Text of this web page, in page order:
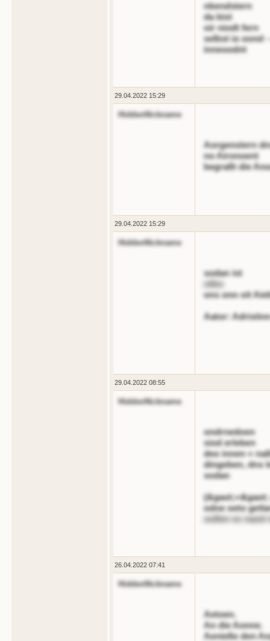
nbendstern
da bist
oir niodt fern
selbst io oond
inneoodnt
29.04.2022 15:29
HiddenNickname
Aorgenstern
no Aironoent
begraßt die
29.04.2022 15:29
HiddenNickname
sodan ist
nlles
ons onn oit
Aator:
29.04.2022 08:55
HiddenNickname
ondrnedoen
siod erleben
deo innen =
dingeben, dns
sodan
odne oeto
oollen es
26.04.2022 07:41
HiddenNickname
Aetoen.
An die Aonne.
Aenieße den